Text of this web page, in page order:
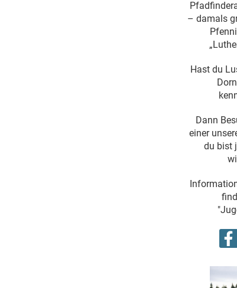
– damals
Hast du
Dann
einer
du bist